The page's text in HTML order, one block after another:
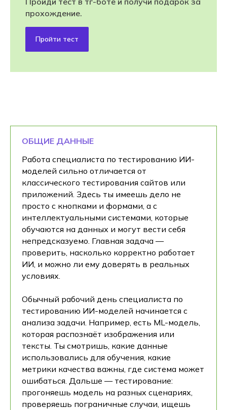
прохождение.
Пройти тест
ОБЩИЕ ДАННЫЕ
Работа специалиста по тестированию ИИ-
моделей сильно отличается от
классического тестирования сайтов или
приложений. Здесь ты имеешь дело не
просто с кнопками и формами, а с
интеллектуальными системами, которые
обучаются на данных и могут вести себя
непредсказуемо. Главная задача —
проверить, насколько корректно работает
ИИ, и можно ли ему доверять в реальных
условиях.
Обычный рабочий день специалиста по
тестированию ИИ-моделей начинается с
анализа задачи. Например, есть ML-модель,
которая распознаёт изображения или
тексты. Ты смотришь, какие данные
использовались для обучения, какие
метрики качества важны, где система может
ошибаться. Дальше — тестирование:
прогоняешь модель на разных сценариях,
проверяешь пограничные случаи, ищешь